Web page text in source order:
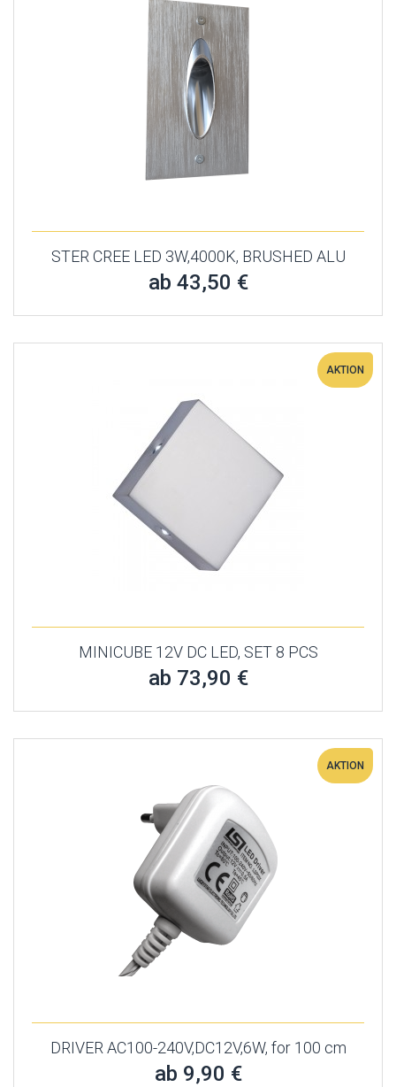
STER CREE LED 3W,4000K, BRUSHED ALU
ab 43,50 €
AKTION
MINICUBE 12V DC LED, SET 8 PCS
ab 73,90 €
AKTION
DRIVER AC100-240V,DC12V,6W, for 100 cm
ab 9,90 €